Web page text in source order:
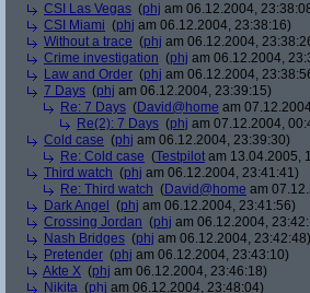
CSI Las Vegas (phj am 06.12.2004,
CSI Miami (phj am 06.12.2004, 23:38:16)
Without a trace (phj am 06.12.2004,
Crime investigation (phj am 06.12.2004,
Law and Order (phj am 06.12.2004,
7 Days (phj am 06.12.2004, 23:39:15)
Re: 7 Days (David@home am
Re(2): 7 Days (phj am 07.12.2004,
Cold case (phj am 06.12.2004, 23:39:30)
Re: Cold case (Testpilot am 13.04.2005,
Third watch (phj am 06.12.2004, 23:41:41)
Re: Third watch (David@home am
Dark Angel
(phj am 06.12.2004, 23:41:56)
Crossing Jordan (phj am 06.12.2004,
Nash Bridges (phj am 06.12.2004, 23:42:48)
Pretender (phj am 06.12.2004, 23:43:10)
Akte X (phj am 06.12.2004, 23:46:18)
Nikita (phj am 06.12.2004, 23:48:04)